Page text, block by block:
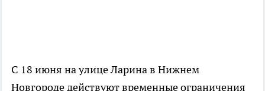
С 18 июня на улице Ларина в Нижнем
Новгороде действуют временные ограничения